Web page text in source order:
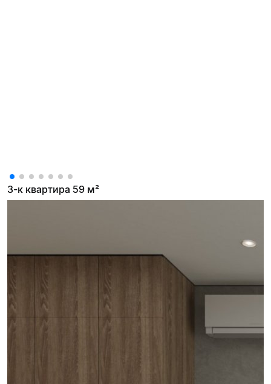
3-к квартира 59 м²